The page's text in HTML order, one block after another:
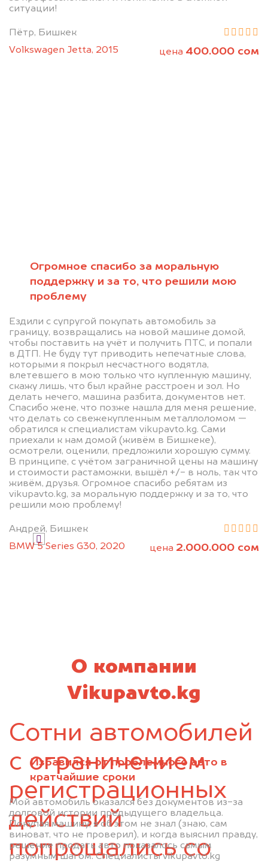
ситуации!
Пётр, Бишкек
Volkswagen Jetta, 2015
цена 400.000 сом
Огромное спасибо за моральную
поддержку и за то, что решили мою
проблему
Ездили с супругой покупать автомобиль за
границу, возвращались на новой машине домой,
чтобы поставить на учёт и получить ПТС, и попали
в ДТП. Не буду тут приводить непечатные слова,
которыми я покрыл несчастного водятла,
влетевшего в мою только что купленную машину,
скажу лишь, что был крайне расстроен и зол. Но
делать нечего, машина разбита, документов нет.
Спасибо жене, что позже нашла для меня решение,
что делать со свежекупленным металлоломом —
обратился к специалистам vikupavto.kg. Сами
приехали к нам домой (живём в Бишкеке),
осмотрели, оценили, предложили хорошую сумму.
В принципе, с учётом заграничной цены на машину
и стоимости растаможки, вышёл +/- в ноль, так что
живём, друзья. Огромное спасибо ребятам из
vikupavto.kg, за моральную поддержку и за то, что
решили мою проблему!
Андрей, Бишкек
BMW 5 Series G30, 2020
цена 2.000.000 сом
Избавился от проблемного авто в
кратчайшие сроки
Мой автомобиль оказался без документов из-за
долговой истории предыдущего владельца.
Покупая машину, я об этом не знал (знаю, сам
виноват, что не проверил), и когда выяснил правду,
решение продать авто показалось самым
разумным шагом. Специалисты vikupavto.kg
БЕСПЛАТНО
Узнайте стоимость автомобиля с
ограничением регистрационных
действий.
Мы купим ваше авто на 20.000 сом
дороже, чем предлагают на
автоаукционах.
Узнать стоимость
персональных данных и соглашаюсь с
О компании
Vikupavto.kg
Сотни автомобилей
с ограничением
регистрационных
действий
попрощались со